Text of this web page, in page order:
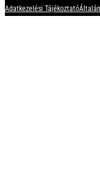
Adatkezelési Tájékoztató